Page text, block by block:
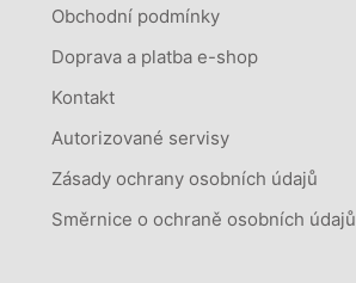
Obchodní podmínky
Doprava a platba e-shop
Kontakt
Autorizované servisy
Zásady ochrany osobních údajů
Směrnice o ochraně osobních údajů